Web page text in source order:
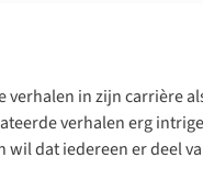
verhalen in zijn carrière
verhalen erg
wil dat iedereen er deel